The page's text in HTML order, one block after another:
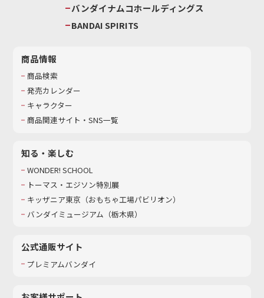
バンダイナムコホールディングス
BANDAI SPIRITS
商品情報
商品検索
発売カレンダー
キャラクター
商品関連サイト・SNS一覧
知る・楽しむ
WONDER! SCHOOL
トーマス・エジソン特別展
キッザニア東京（おもちゃ工場パビリオン）​
バンダイミュージアム（栃木県）
公式通販サイト
プレミアムバンダイ